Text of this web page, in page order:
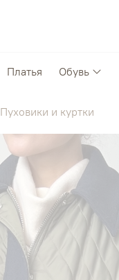
Платья Обувь
Пуховики и куртки